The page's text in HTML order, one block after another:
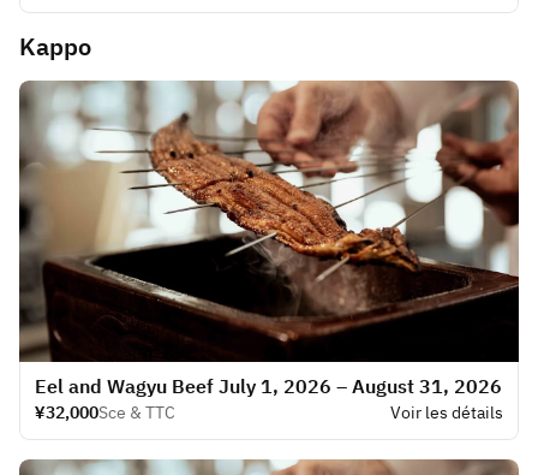
Kappo
Eel and Wagyu Beef July 1, 2026 – August 31, 2026
¥32,000Sce & TTC Voir les détails